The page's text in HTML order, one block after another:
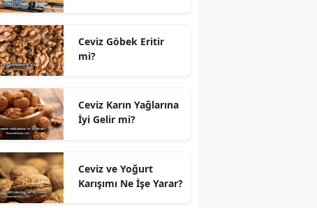
Ceviz Göbek Eritir
mi?
Ceviz Karın Yağlarına
İyi Gelir mi?
Ceviz ve Yoğurt
Karışımı Ne İşe Yarar?